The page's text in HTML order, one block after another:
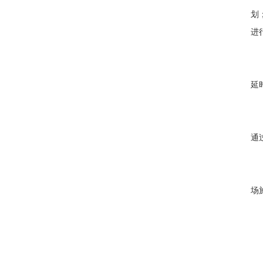
划
进
延
通
场